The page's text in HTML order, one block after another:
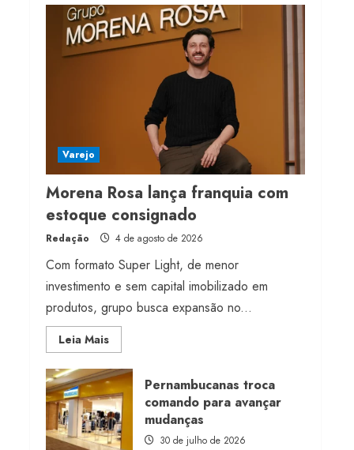
Projeto testa passaporte
digital na moda nacional
4 de agosto de 2026
Morena Rosa lança
franquia com estoque
consignado
4 de agosto de 2026
Varejo
Morena Rosa lança franquia com
estoque consignado
Redação 4 de agosto de 2026
Com formato Super Light, de menor
investimento e sem capital imobilizado em
produtos, grupo busca expansão no...
Leia MaisRead
more
Morena
Rosa
lança
franquia
com
estoque
consignado
Pernambucanas troca
comando para avançar
mudanças
30 de julho de 2026